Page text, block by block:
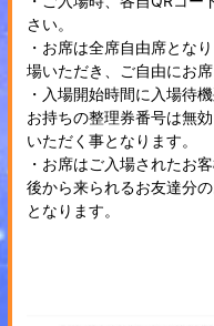
さい。
・お席は全席自由席とな
場いただき、ご自由にお席
・入場開始時間に入場待
お持ちの整理券番号は無
いただく事となります。
・お席はご入場されたお
後から来られるお友達分
となります。